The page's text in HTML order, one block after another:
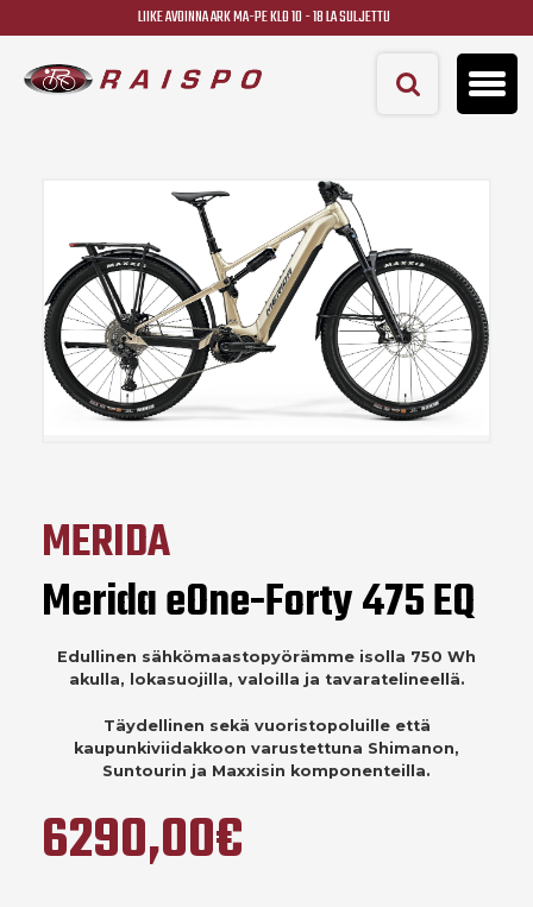
LIIKE AVOINNA ARK MA-PE KLO 10 - 18 LA SULJETTU
MERIDA
Merida eOne-Forty 475 EQ
Edullinen sähkömaastopyörämme isolla 750 Wh
akulla, lokasuojilla, valoilla ja tavaratelineellä.
Täydellinen sekä vuoristopoluille että
kaupunkiviidakkoon varustettuna Shimanon,
Suntourin ja Maxxisin komponenteilla.
6290,00€